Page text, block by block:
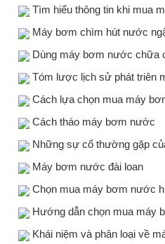
Tìm hiểu thông tin khi mua
Máy bơm chìm hút nước
Dùng máy bơm nước chữa
Tóm lược lịch sử phát triên
Cách lựa chọn mua máy
Cách tháo máy bơm nước
Những sự cố thường gặp
Máy bơm nước đài loan
Chọn mua máy bơm nước
Hướng dẫn chọn mua máy
Khái niệm và phân loại về